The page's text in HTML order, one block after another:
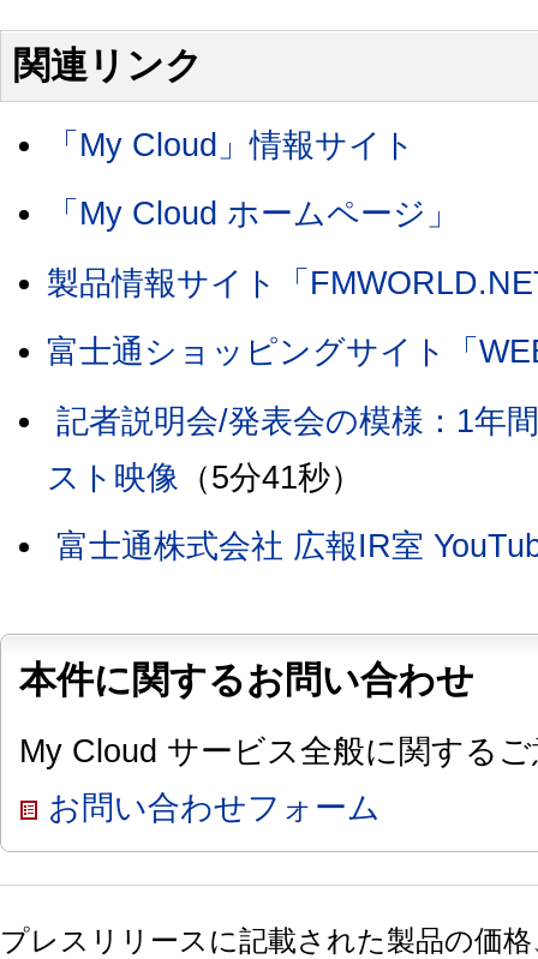
関連リンク
「My Cloud」情報サイト
「My Cloud ホームページ」
製品情報サイト「
富士通ショッピングサイト「
記者説明会/発表会の模様：1年
スト映像 （5分41秒）
富士通株式会社 広報IR室
本件に関するお問い合わせ
My Cloud サービス全般に関する
お問い合わせフォーム
プレスリリースに記載された製品の価